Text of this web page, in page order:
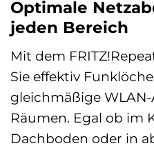
Optimale
jeden Bereich
Mit dem
Sie effektiv
gleichmäßige
Räumen. Egal ob im
Dachboden oder in